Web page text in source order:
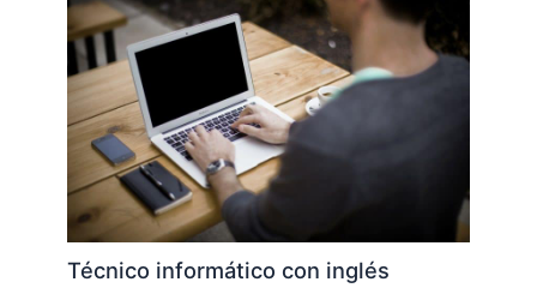
Técnico informático con inglés